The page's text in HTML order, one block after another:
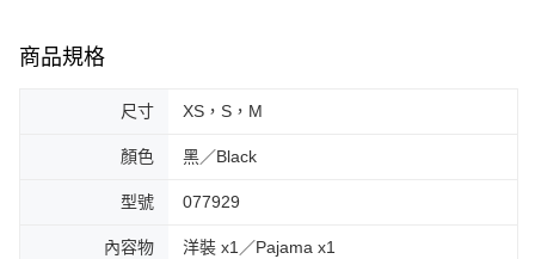
商品規格
尺寸 XS，S，M
顏色 黑／Black
型號 077929
內容物 洋裝 x1／Pajama x1